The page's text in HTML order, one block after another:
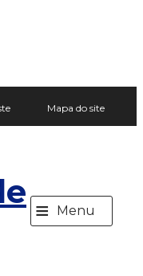
Mapa do site
≡ Menu